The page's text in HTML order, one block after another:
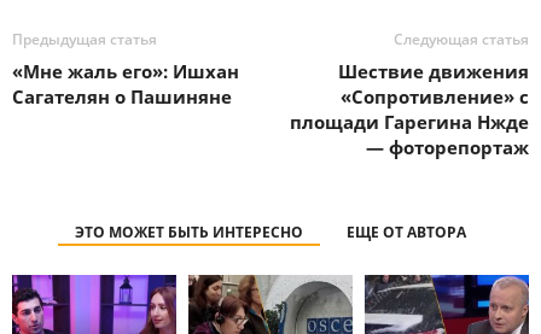
Предыдущая статья
«Мне жаль его»: Ишхан
Сагателян о Пашиняне
Следующая статья
Шествие движения
«Сопротивление» с
площади Гарегина Нжде
— фоторепортаж
ЭТО МОЖЕТ БЫТЬ ИНТЕРЕСНО ЕЩЕ ОТ АВТОРА